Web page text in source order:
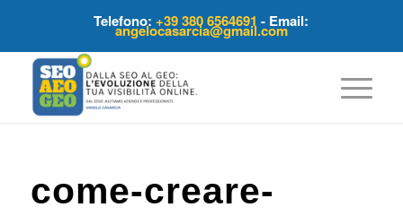
Telefono:+39 380 6564691 - Email:
angelocasarcia@gmail.com
come-creare-